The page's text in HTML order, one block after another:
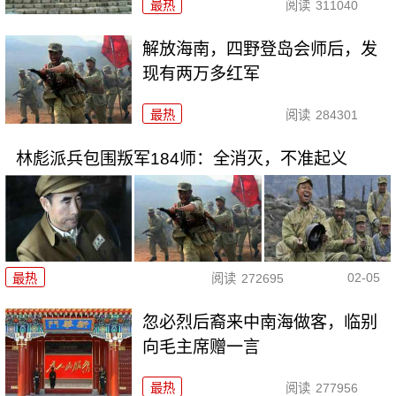
最热 阅读 311040
解放海南，四野登岛会师后，发
现有两万多红军
最热 阅读 284301
林彪派兵包围叛军184师：全消灭，不准起义
最热 阅读 272695 02-05
忽必烈后裔来中南海做客，临别
向毛主席赠一言
最热 阅读 277956